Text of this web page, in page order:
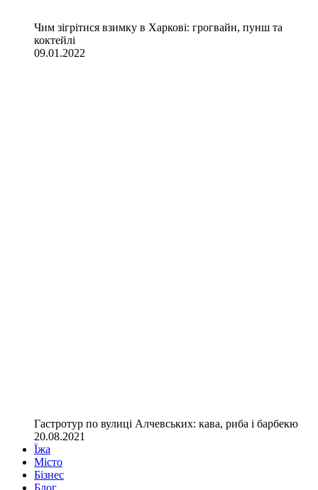
Чим зігрітися взимку в Харкові: грогвайн, пунш та
коктейлі
09.01.2022
Гастротур по вулиці Алчевських: кава, риба і барбекю
20.08.2021
Їжа
Місто
Бізнес
Блог